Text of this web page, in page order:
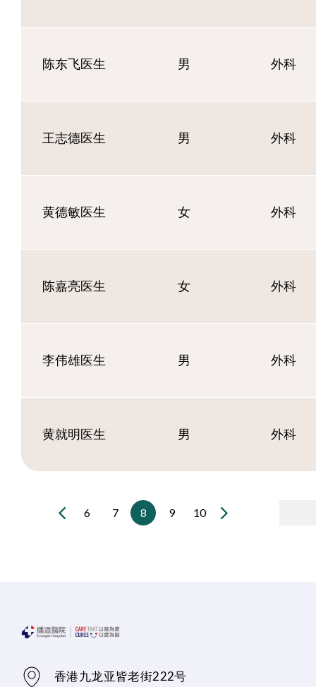
陈东飞医生 男 外科
王志德医生 男 外科
黄德敏医生 女 外科
陈嘉亮医生 女 外科
李伟雄医生 男 外科
黄就明医生 男 外科
6 7 8 9 10
香港九龙亚皆老街222号